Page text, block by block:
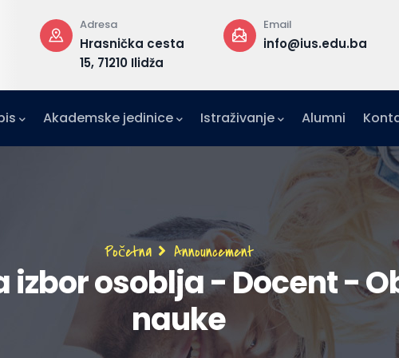
Adresa
Hrasnička cesta
15, 71210 Ilidža
Email
info@ius.edu.ba
Akademske jedinice Istraživanje Alumni
Breadcrumb
Početna Announcement
izbor osoblja - Docent -
nauke